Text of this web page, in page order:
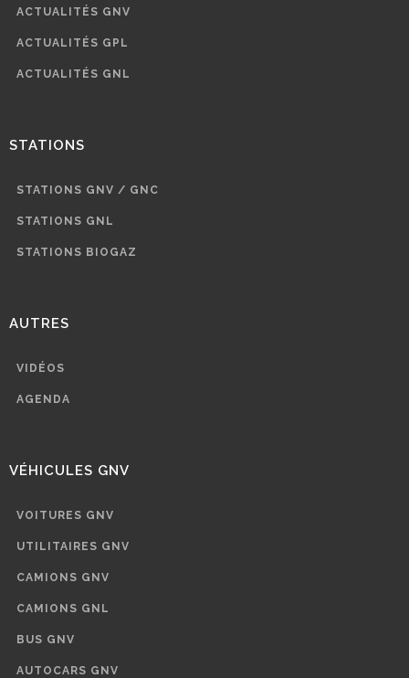
ACTUALITÉS GNV
ACTUALITÉS GPL
ACTUALITÉS GNL
STATIONS
STATIONS GNV / GNC
STATIONS GNL
STATIONS BIOGAZ
AUTRES
VIDÉOS
AGENDA
VÉHICULES GNV
VOITURES GNV
UTILITAIRES GNV
CAMIONS GNV
CAMIONS GNL
BUS GNV
AUTOCARS GNV